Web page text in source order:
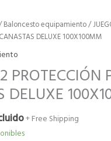
Baloncesto equipamiento/
DELUXE 100X100MM
PROTECCIÓN
DELUXE
+ Free Shipping